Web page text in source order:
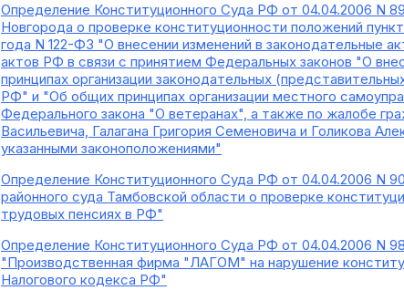
Определение Конституционного Суда РФ от 04.04.2006 N
Новгорода о проверке конституционности положений
года N 122-ФЗ "О внесении изменений в законодательные
актов РФ в связи с принятием Федеральных законов "О
принципах организации законодательных
РФ" и "Об общих принципах организации местного
Федерального закона "О ветеранах", а также по жалобе
Васильевича, Галагана Григория Семеновича и Голикова
указанными законоположениями"
Определение Конституционного Суда РФ от 04.04.2006 N
районного суда Тамбовской области о проверке
трудовых пенсиях в РФ"
Определение Конституционного Суда РФ от 04.04.2006 N
"Производственная фирма "ЛАГОМ" на нарушение
Налогового кодекса РФ"